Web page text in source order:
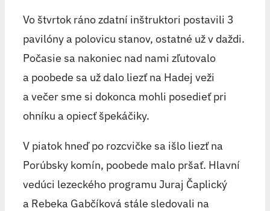
Vo štvrtok ráno zdatní inštruktori postavili 3
pavilóny a polovicu stanov, ostatné už v daždi.
Počasie sa nakoniec nad nami zľutovalo
a poobede sa už dalo liezť na Hadej veži
a večer sme si dokonca mohli posedieť pri
ohníku a opiecť špekáčiky.
V piatok hneď po rozcvičke sa išlo liezť na
Porúbsky komín, poobede malo pršať. Hlavní
vedúci lezeckého programu Juraj Čaplický
a Rebeka Gabčíková stále sledovali na